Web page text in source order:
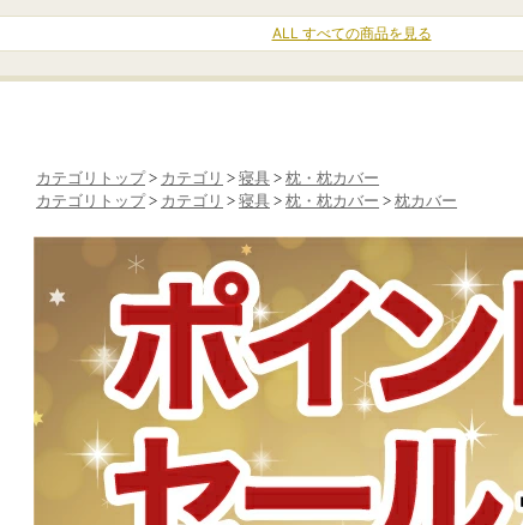
カテゴリトップ > カテゴリ > 寝具 > 枕・枕カバー
カテゴリトップ > カテゴリ > 寝具 > 枕・枕カバー > 枕カバー